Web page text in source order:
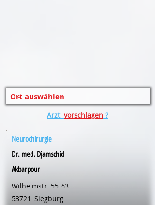
Arzt vorschlagen ?
Neurochirurgie
Dr. med. Djamschid
Akbarpour
Wilhelmstr. 55-63
53721 Siegburg